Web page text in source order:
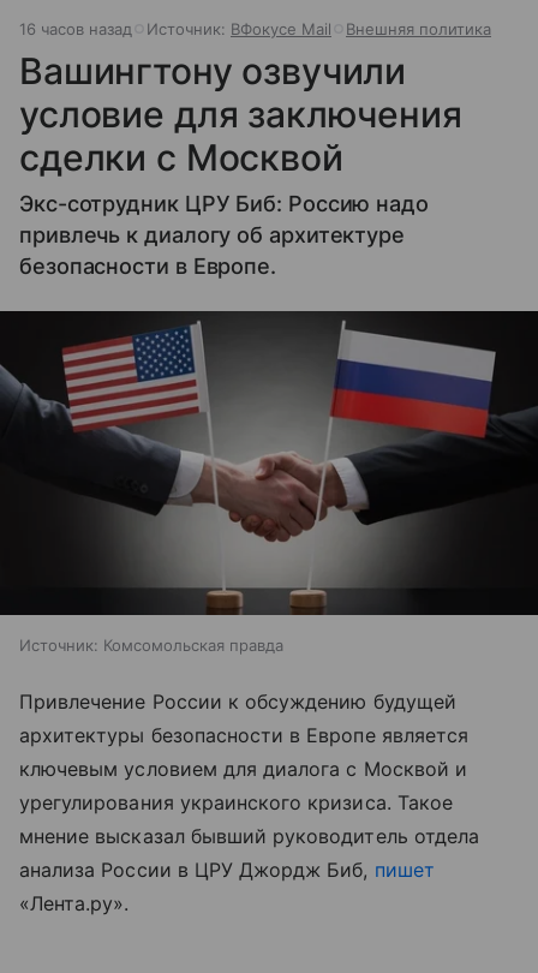
16 часов назад Источник: ВФокусе Mail Внешняя политика
Вашингтону озвучили
условие для заключения
сделки с Москвой
Экс-сотрудник ЦРУ Биб: Россию надо
привлечь к диалогу об архитектуре
безопасности в Европе.
Источник: Комсомольская правда
Привлечение России к обсуждению будущей
архитектуры безопасности в Европе является
ключевым условием для диалога с Москвой и
урегулирования украинского кризиса. Такое
мнение высказал бывший руководитель отдела
анализа России в ЦРУ Джордж Биб, пишет
«Лента.ру».